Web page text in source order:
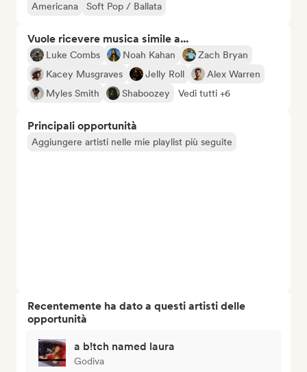
Americana Soft Pop / Ballata
Vuole ricevere musica simile a...
Luke Combs Noah Kahan
Zach Bryan
Kacey Musgraves
Jelly Roll
Alex Warren
Myles Smith
Shaboozey Vedi tutti +6
Principali opportunità
Aggiungere artisti nelle mie playlist più seguite
Recentemente ha dato a questi artisti delle
opportunità
a b!tch named laura
Godiva